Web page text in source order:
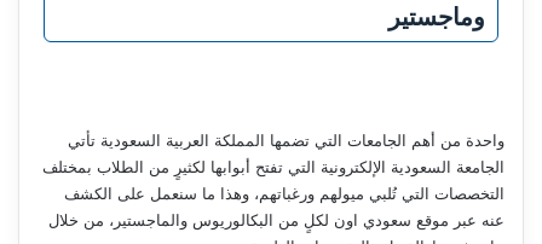
وماجستير
واحدة من أهم الجامعات التي تضمها المملكة العربية السعودية تأتي
الجامعة السعودية الإلكترونية التي تفتح أبوابها لكثيرٍ من الطلاب بمختلف
التخصصات التي تُلبي ميولهم ورغباتهم، وهذا ما سنعمل على الكشف
عنه عبر موقع سعودي اون لكلٍ من البكالوريوس والماجستير، من خلال